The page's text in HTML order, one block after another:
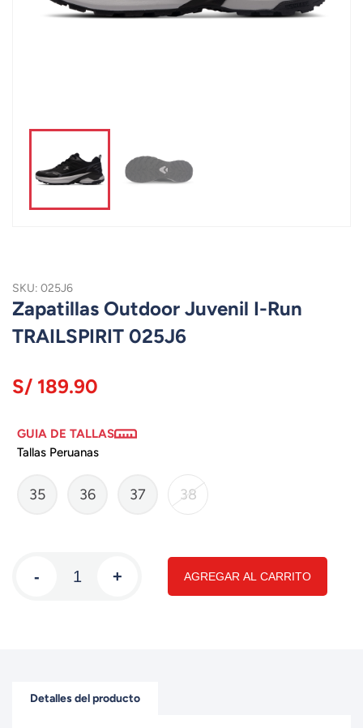
SKU: 025J6
Zapatillas Outdoor Juvenil I-Run
TRAILSPIRIT 025J6
S/ 189.90
GUIA DE TALLAS
Tallas Peruanas
35 36 37 38
- + AGREGAR AL CARRITO
Detalles del producto